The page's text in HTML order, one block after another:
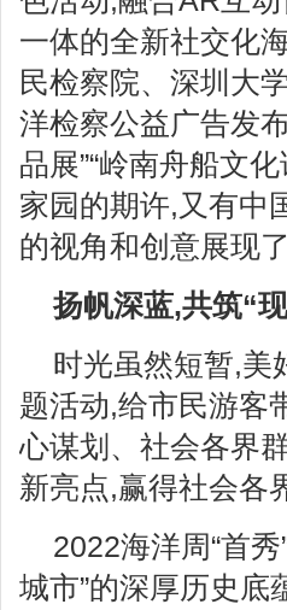
一体的全新社交化
民检察院、深圳大
洋检察公益广告发
品展”“岭南舟船文
家园的期许,又有中
的视角和创意展现
扬帆深蓝,共筑“
时光虽然短暂,美
题活动,给市民游客
心谋划、社会各界
新亮点,赢得社会各
2022海洋周“首
城市”的深厚历史底